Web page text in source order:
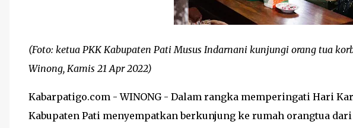
(Foto: ketua PKK Kabupaten Pati Musus Indarnani kunjungi orang tua
Winong, Kamis 21 Apr 2022)
Kabarpatigo.com - WINONG - Dalam rangka memperingati Hari
Kabupaten Pati menyempatkan berkunjung ke rumah orangtua